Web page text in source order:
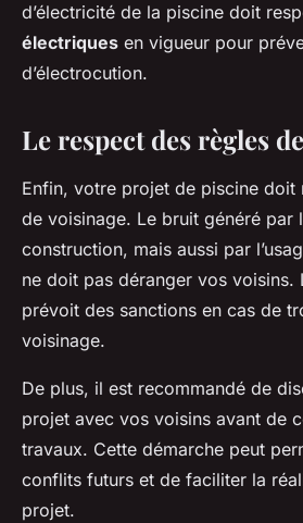
d’électricité de la piscine doit
électriques en vigueur pour
d’électrocution.
Le respect des règles
Enfin, votre projet de piscine doit
de voisinage. Le bruit généré par
construction, mais aussi par
ne doit pas déranger vos voisins.
prévoit des sanctions en cas de
voisinage.
De plus, il est recommandé de
projet avec vos voisins avant de
travaux. Cette démarche peut
conflits futurs et de faciliter la
projet.